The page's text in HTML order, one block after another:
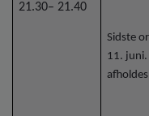
21.30– 21.40
Sidste
11. juni.
afholdes